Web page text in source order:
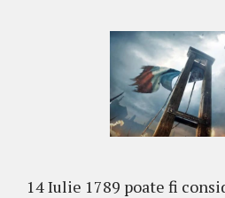
14 Iulie 1789 poate fi